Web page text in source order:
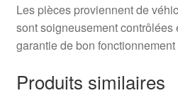
Les pièces proviennent de
sont soigneusement contrôlées
garantie de bon
Produits similaires